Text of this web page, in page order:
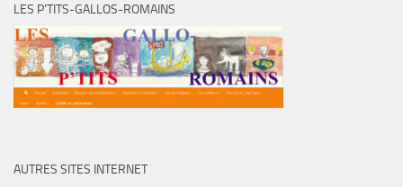
LES P’TITS-GALLOS-ROMAINS
AUTRES SITES INTERNET